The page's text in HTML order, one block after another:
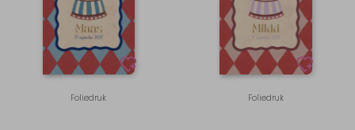
Foliedruk Foliedruk